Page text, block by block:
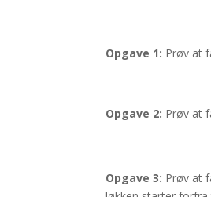
Opgave 1: Prøv at
Opgave 2: Prøv at
Opgave 3: Prøv at